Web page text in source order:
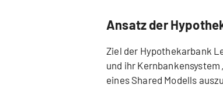
Ansatz der
Ziel der Hypothekarbank
und ihr
eines Shared Modells